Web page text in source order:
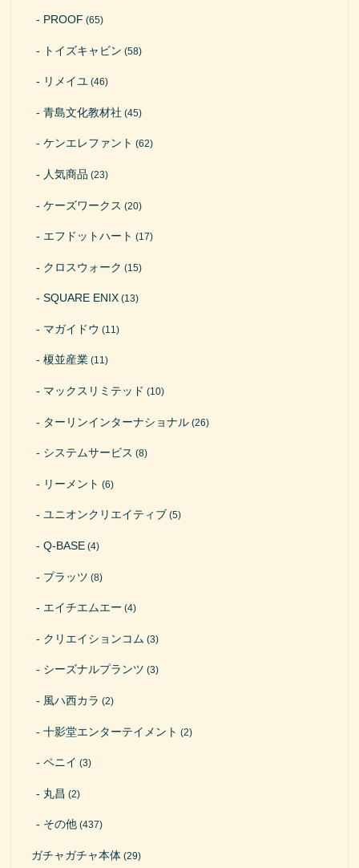
PROOF (65)
トイズキャビン (58)
リメイユ (46)
青島文化教材社 (45)
ケンエレファント (62)
人気商品 (23)
ケーズワークス (20)
エフドットハート (17)
クロスウォーク (15)
SQUARE ENIX (13)
マガイドウ (11)
榎並産業 (11)
マックスリミテッド (10)
ターリンインターナショナル (26)
システムサービス (8)
リーメント (6)
ユニオンクリエイティブ (5)
Q-BASE (4)
プラッツ (8)
エイチエムエー (4)
クリエイションコム (3)
シーズナルプランツ (3)
風ハ西カラ (2)
十影堂エンターテイメント (2)
ペニイ (3)
丸昌 (2)
その他 (437)
ガチャガチャ本体 (29)